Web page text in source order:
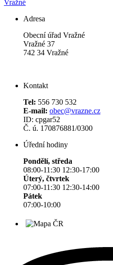
Vražné
Adresa
Obecní úřad Vražné
Vražné 37
742 34 Vražné
Kontakt
Tel: 556 730 532
E-mail: obec@vrazne.cz
ID: cpgar52
Č. ú. 170876881/0300
Úřední hodiny
Pondělí, středa
08:00-11:30 12:30-17:00
Úterý, čtvrtek
07:00-11:30 12:30-14:00
Pátek
07:00-10:00